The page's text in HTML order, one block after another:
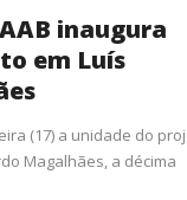
inaugura
em Luís
(17) a unidade do
Magalhães, a décima